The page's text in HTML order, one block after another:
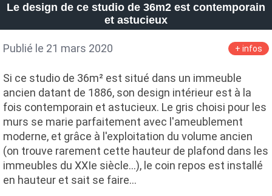
Le design de ce studio de 36m2 est contemporain
et astucieux
Publié le 21 mars 2020 + infos
Si ce studio de 36m² est situé dans un immeuble
ancien datant de 1886, son design intérieur est à la
fois contemporain et astucieux. Le gris choisi pour les
murs se marie parfaitement avec l'ameublement
moderne, et grâce à l'exploitation du volume ancien
(on trouve rarement cette hauteur de plafond dans les
immeubles du XXIe siècle...), le coin repos est installé
en hauteur et sait se faire…